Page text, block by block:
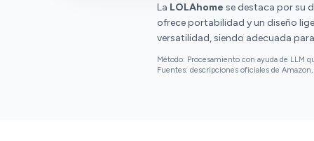
sin dar explicaciones. Esta empresa de
reparto es así siempre un desastre total.
La LOLAhome se destaca por su
ofrece portabilidad y un diseño
versatilidad, siendo adecuada
Método: Procesamiento con ayuda de LLM
Fuentes: descripciones oficiales de